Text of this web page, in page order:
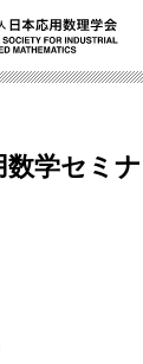
学セミ